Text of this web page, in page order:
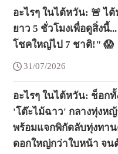
อะไรๆ ในไต้หวัน: 🚨 ไ
ยาว 5 ชั่วโมงเพื่อดูสิ่งนี้
โชคใหญ่ไป 7 ชาติ!" 😱
31/07/2026
อะไรๆ ในไต้หวัน: ช็อก
'โต๊ะไม้ฉาว' กลางทุ่งห
พร้อมแจกพิกัดลับทุ่งทา
ดอกใหญ่กว่าใบหน้า จน